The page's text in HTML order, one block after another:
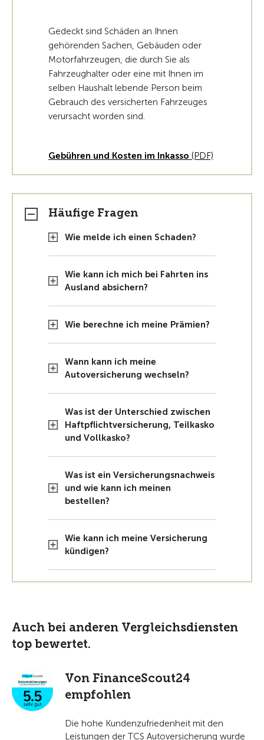
Gedeckt sind Schäden an Ihnen
gehörenden Sachen, Gebäuden oder
Motorfahrzeugen, die durch Sie als
Fahrzeughalter oder eine mit Ihnen im
selben Haushalt lebende Person beim
Gebrauch des versicherten Fahrzeuges
verursacht worden sind.
Gebühren und Kosten im Inkasso (PDF)
Häufige Fragen
Wie melde ich einen Schaden?
Wie kann ich mich bei Fahrten ins
Ausland absichern?
Wie berechne ich meine Prämien?
Wann kann ich meine
Autoversicherung wechseln?
Was ist der Unterschied zwischen
Haftpflichtversicherung, Teilkasko
und Vollkasko?
Was ist ein Versicherungsnachweis
und wie kann ich meinen
bestellen?
Wie kann ich meine Versicherung
kündigen?
Auch bei anderen Vergleichsdiensten
top bewertet.
Von FinanceScout24
empfohlen
Die hohe Kundenzufriedenheit mit den
Leistungen der TCS Autoversicherung wurde